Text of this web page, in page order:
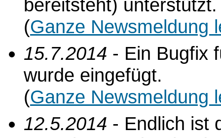
bereitsteht) unterstützt.
(Ganze Newsmeldung
15.7.2014 - Ein Bugfix
wurde eingefügt.
(Ganze Newsmeldung
12.5.2014 - Endlich ist